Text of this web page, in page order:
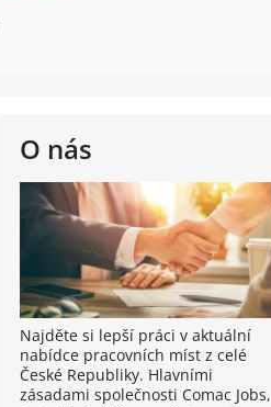
O nás
Najděte si lepší práci v aktuální
nabídce pracovních míst z celé
České Republiky. Hlavními
zásadami společnosti Comac Jobs,